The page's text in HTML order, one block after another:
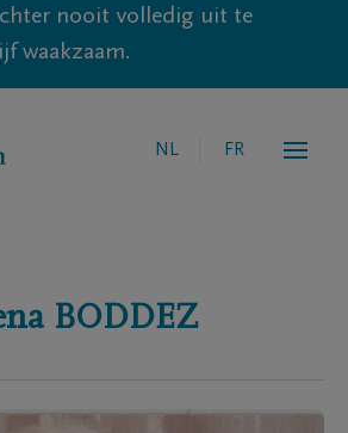
nooit volledig uit te
waakzaam.
NL FR
BODDEZ